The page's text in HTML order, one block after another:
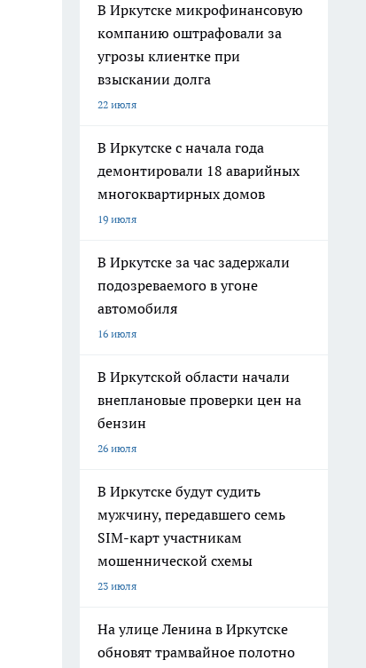
В Иркутске микрофинансовую
компанию оштрафовали за
угрозы клиентке при
взыскании долга
22 июля
В Иркутске с начала года
демонтировали 18 аварийных
многоквартирных домов
19 июля
В Иркутске за час задержали
подозреваемого в угоне
автомобиля
16 июля
В Иркутской области начали
внеплановые проверки цен на
бензин
26 июля
В Иркутске будут судить
мужчину, передавшего семь
SIM-карт участникам
мошеннической схемы
23 июля
На улице Ленина в Иркутске
обновят трамвайное полотно